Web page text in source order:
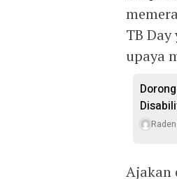
TB
upaya
Ajakan